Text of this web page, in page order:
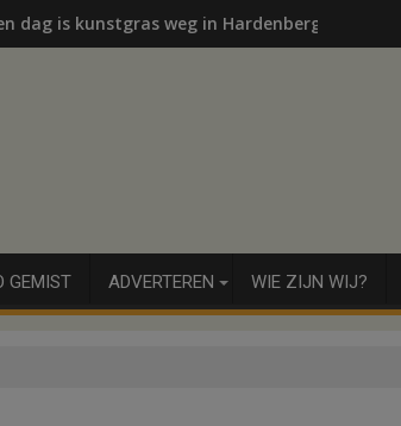
dag is kunstgras weg in Hardenberg en Sibculo
GEMIST ADVERTEREN WIE ZIJN WIJ?